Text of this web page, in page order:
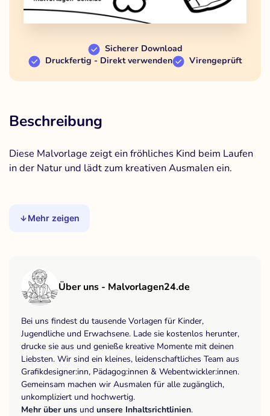
Sicherer Download
Druckfertig - Direkt verwenden
Virengeprüft
Beschreibung
Diese Malvorlage zeigt ein fröhliches Kind beim Laufen
in der Natur und lädt zum kreativen Ausmalen ein.
Mehr zeigen
Über uns - Malvorlagen24.de
Bei uns findest du tausende Vorlagen für Kinder,
Jugendliche und Erwachsene. Lade sie kostenlos herunter,
drucke sie aus und genieße kreative Momente mit deinen
Liebsten. Wir sind ein kleines, leidenschaftliches Team aus
Grafikdesigner:inn, Pädagog:innen & Webentwickler:innen.
Gemeinsam machen wir Ausmalen für alle zugänglich,
unkompliziert und hochwertig.
Mehr über uns und unsere Inhaltsrichtlinien.